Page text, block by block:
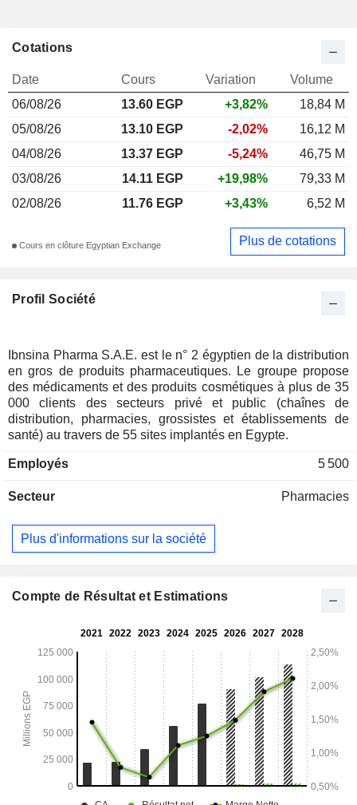
Profil Société
Ibnsina Pharma S.A.E. est le n° 2 égyptien de la distribution
en gros de produits pharmaceutiques. Le groupe propose
des médicaments et des produits cosmétiques à plus de 35
000 clients des secteurs privé et public (chaînes de
distribution, pharmacies, grossistes et établissements de
santé) au travers de 55 sites implantés en Egypte.
Employés 5 500
Secteur Pharmacies
Plus d'informations sur la société
Cotations
Date Cours Variation
Volume
06/08/26
13.60 EGP +3,82%
18,84 M
05/08/26
13.10 EGP -2,02%
16,12 M
04/08/26
13.37 EGP -5,24%
46,75 M
03/08/26
14.11 EGP +19,98%
79,33 M
02/08/26
11.76 EGP +3,43% 6,52 M
Cours en clôture Egyptian Exchange Plus de cotations
Compte de Résultat et Estimations